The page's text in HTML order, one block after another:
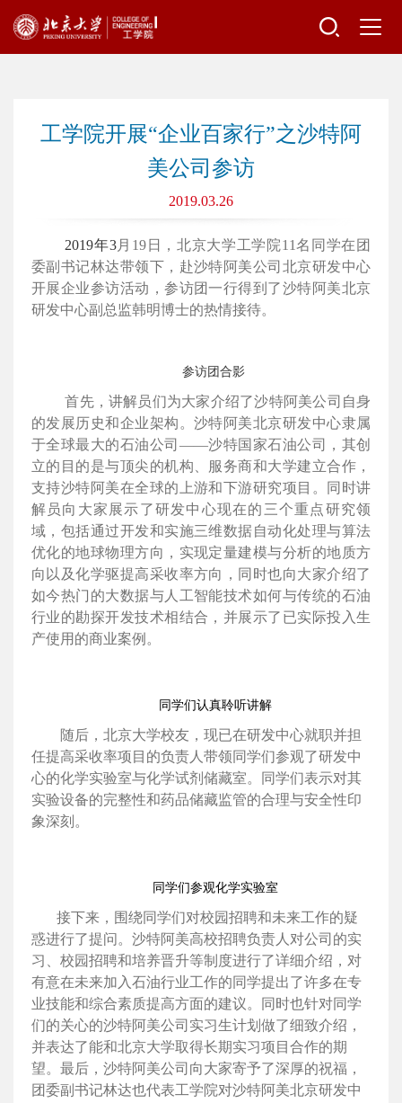
工学院开展“企业百家行”之沙特阿
美公司参访
2019.03.26
2019年3月19日，北京大学工学院11名同学在团
委副书记林达带领下，赴沙特阿美公司北京研发中心
开展企业参访活动，参访团一行得到了沙特阿美北京
研发中心副总监韩明博士的热情接待。
参访团合影
首先，讲解员们为大家介绍了沙特阿美公司自身
的发展历史和企业架构。沙特阿美北京研发中心隶属
于全球最大的石油公司——沙特国家石油公司，其创
立的目的是与顶尖的机构、服务商和大学建立合作，
支持沙特阿美在全球的上游和下游研究项目。同时讲
解员向大家展示了研发中心现在的三个重点研究领
域，包括通过开发和实施三维数据自动化处理与算法
优化的地球物理方向，实现定量建模与分析的地质方
向以及化学驱提高采收率方向， 同时也向大家介绍了
如今热门的大数据与人工智能技术如何与传统的石油
行业的勘探开发技术相结合，并展示了已实际投入生
产使用的商业案例。
同学们认真聆听讲解
随后，北京大学校友，现已在研发中心就职并担
任提高采收率项目的负责人带领同学们参观了研发中
心的化学实验室与化学试剂储藏室。同学们表示对其
实验设备的完整性和药品储藏监管的合理与安全性印
象深刻。
同学们参观化学实验室
接下来，围绕同学们对校园招聘和未来工作的疑
惑进行了提问。沙特阿美高校招聘负责人对公司的实
习、校园招聘和培养晋升等制度进行了详细介绍，对
有意在未来加入石油行业工作的同学提出了许多在专
业技能和综合素质提高方面的建议。同时也针对同学
们的关心的沙特阿美公司实习生计划做了细致介绍，
并表达了能和北京大学取得长期实习项目合作的期
望。 最后，沙特阿美公司向大家寄予了深厚的祝福 ，
团委副书记林达也代表工学院对沙特阿美北京研发中